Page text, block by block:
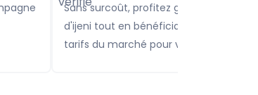
Sans surcoût, profitez gratuitement
d'ijeni tout en bénéficiant des meilleurs
tarifs du marché pour vos services.